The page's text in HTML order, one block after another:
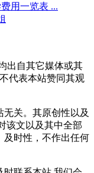
用一览表 ...
出自其它媒体或其
代表本站赞同其观
关。其原创性以及
该文以及其中全部
及时性，不作出任何